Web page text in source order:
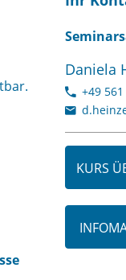
Daniela
+49
KURS